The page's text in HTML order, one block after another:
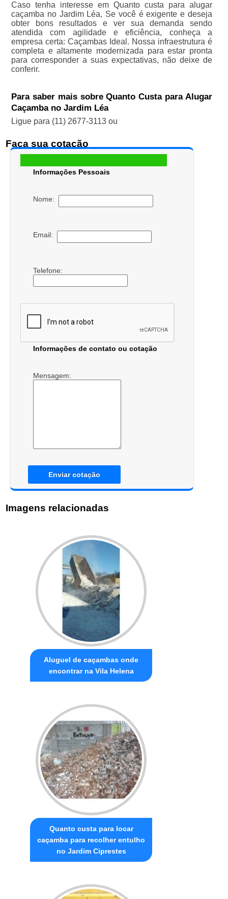
Caso tenha interesse em Quanto custa para alugar
caçamba no Jardim Léa, Se você é exigente e deseja
obter bons resultados e ver sua demanda sendo
atendida com agilidade e eficiência, conheça a
empresa certa: Caçambas Ideal. Nossa infraestrutura é
completa e altamente modernizada para estar pronta
para corresponder a suas expectativas, não deixe de
conferir.
Para saber mais sobre Quanto Custa para Alugar
Caçamba no Jardim Léa
Ligue para (11) 2677-3113ou
Faça sua cotação
Informações Pessoais
Nome:
Email:
Telefone:
Informações de contato ou cotação
Mensagem:
Enviar cotação
Imagens relacionadas
Aluguel de caçambas onde
encontrar na Vila Helena
Quanto custa para locar
caçamba para recolher entulho
no Jardim Ciprestes